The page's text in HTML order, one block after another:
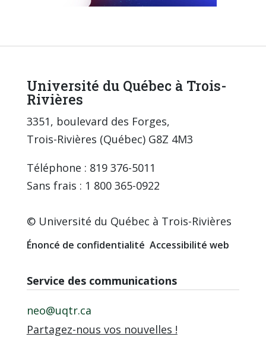
Université du Québec à Trois-
Rivières
3351, boulevard des Forges,
Trois-Rivières (Québec) G8Z 4M3
Téléphone : 819 376-5011
Sans frais : 1 800 365-0922
© Université du Québec à Trois-Rivières
Énoncé de confidentialité Accessibilité web
Service des communications
neo@uqtr.ca
Partagez-nous vos nouvelles !